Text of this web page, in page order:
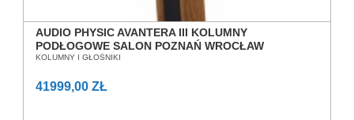
AUDIO PHYSIC AVANTERA III KOLUMNY
PODŁOGOWE SALON POZNAŃ WROCŁAW
KOLUMNY I GŁOŚNIKI
41999,00 ZŁ